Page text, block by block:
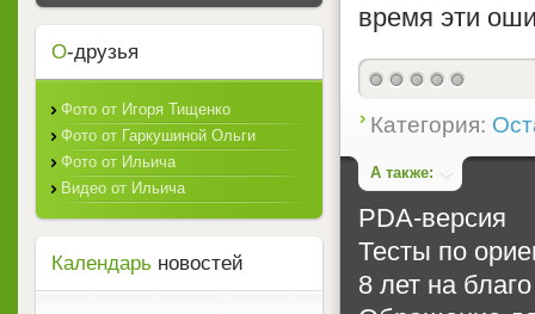
время эти
Категория:
А также:
PDA-версия
Тесты по
8 лет на
О-друзья
Фото от Игоря Тищенко
Фото от Гаркушиной Ольги
Фото от Ильича
Видео от Ильича
Календарь новостей